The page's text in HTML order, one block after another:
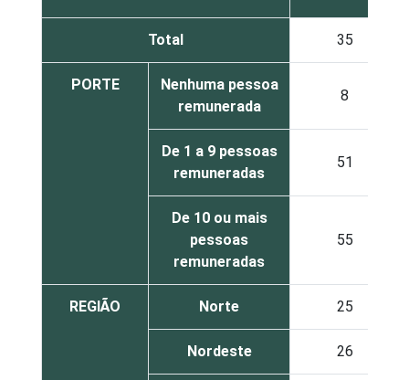
Total 35
PORTE
Nenhuma pessoa
remunerada
8
De 1 a 9 pessoas
remuneradas
51
De 10 ou mais
pessoas
remuneradas
55
REGIÃO Norte 25
Nordeste 26